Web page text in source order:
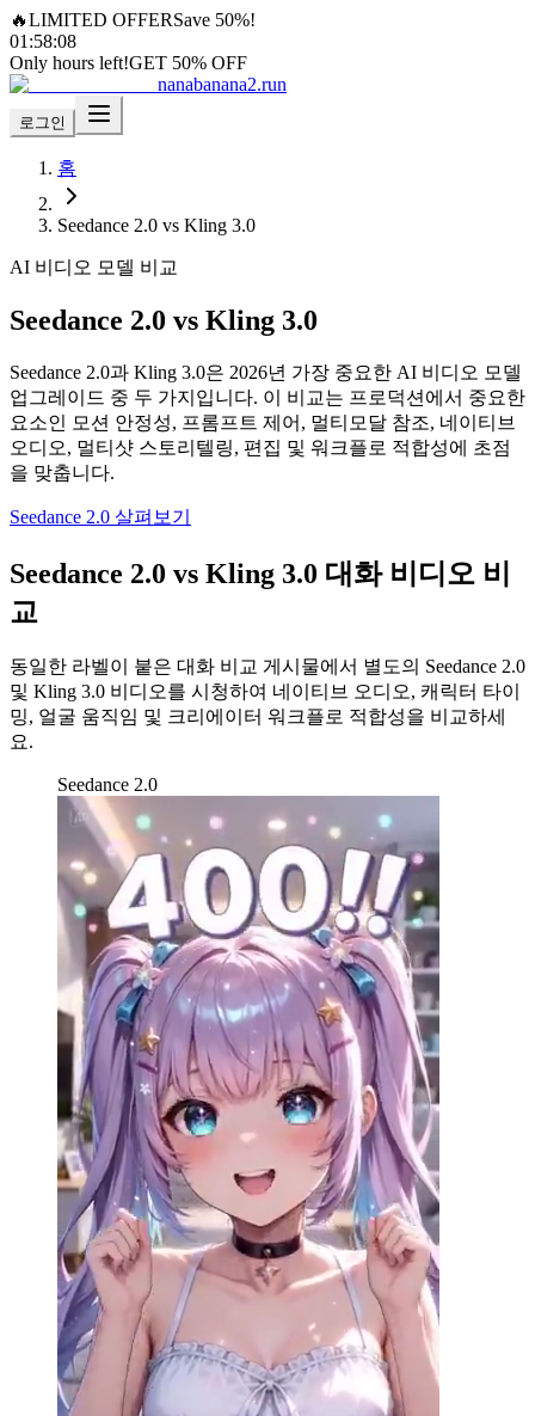
🔥LIMITED OFFERSave 50%!
01 :58:06
Only hours left!GET 50% OFF
nanabanana2.run
로그인
홈
Seedance 2.0 vs Kling 3.0
AI 비디오 모델 비교
Seedance 2.0 vs Kling 3.0
Seedance 2.0과 Kling 3.0은 2026년 가장 중요한 AI 비디오 모델
업그레이드 중 두 가지입니다. 이 비교는 프로덕션에서 중요한
요소인 모션 안정성, 프롬프트 제어, 멀티모달 참조, 네이티브
오디오, 멀티샷 스토리텔링, 편집 및 워크플로 적합성에 초점
을 맞춥니다.
Seedance 2.0 살펴보기
Seedance 2.0 vs Kling 3.0 대화 비디오 비
교
동일한 라벨이 붙은 대화 비교 게시물에서 별도의 Seedance 2.0
및 Kling 3.0 비디오를 시청하여 네이티브 오디오, 캐릭터 타이
밍, 얼굴 움직임 및 크리에이터 워크플로 적합성을 비교하세
요.
Seedance 2.0